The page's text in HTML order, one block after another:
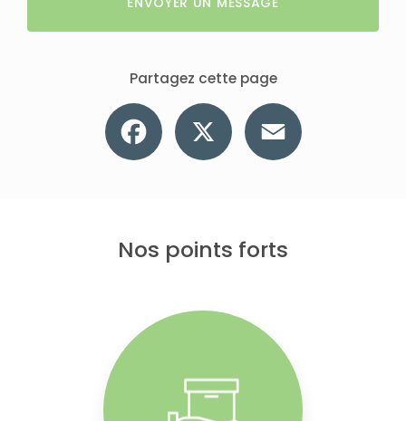
Partagez cette page
Facebook
Nos points forts